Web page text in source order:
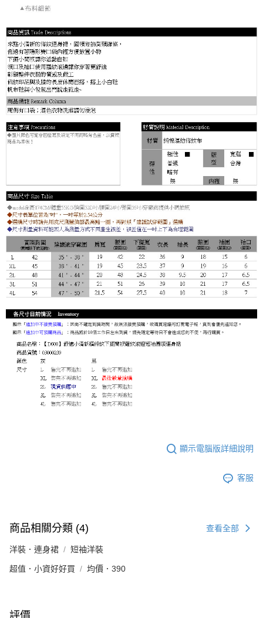
顯示電腦版詳細說明
客服
商品相關分類 (4) 查看全部
洋裝．連身裙 短袖洋裝
超值．小資好好買 均價．390
評價